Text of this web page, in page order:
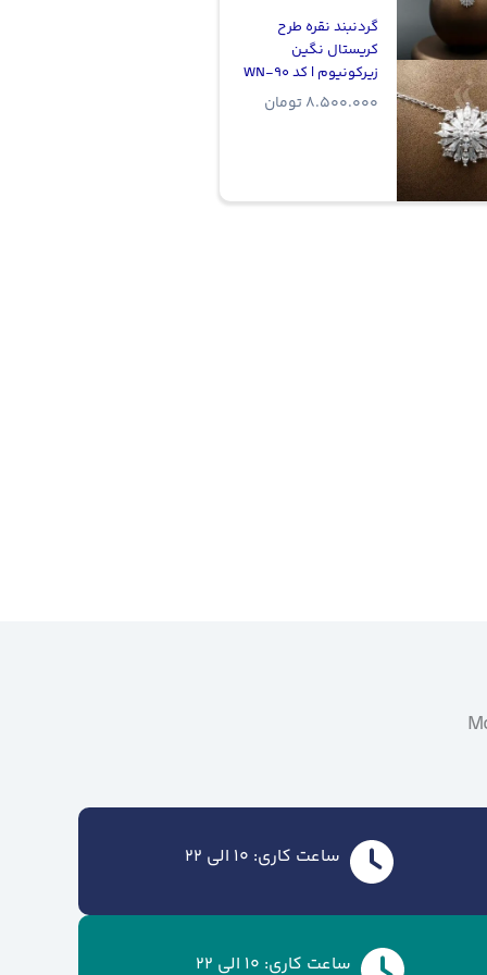
گردنبند نقره طرح
کریستال نگین
زیرکونیوم | کد WN-90
8.500.000تومان
ساعت کاری: 10 الی 22
ساعت کاری: 10 الی 22